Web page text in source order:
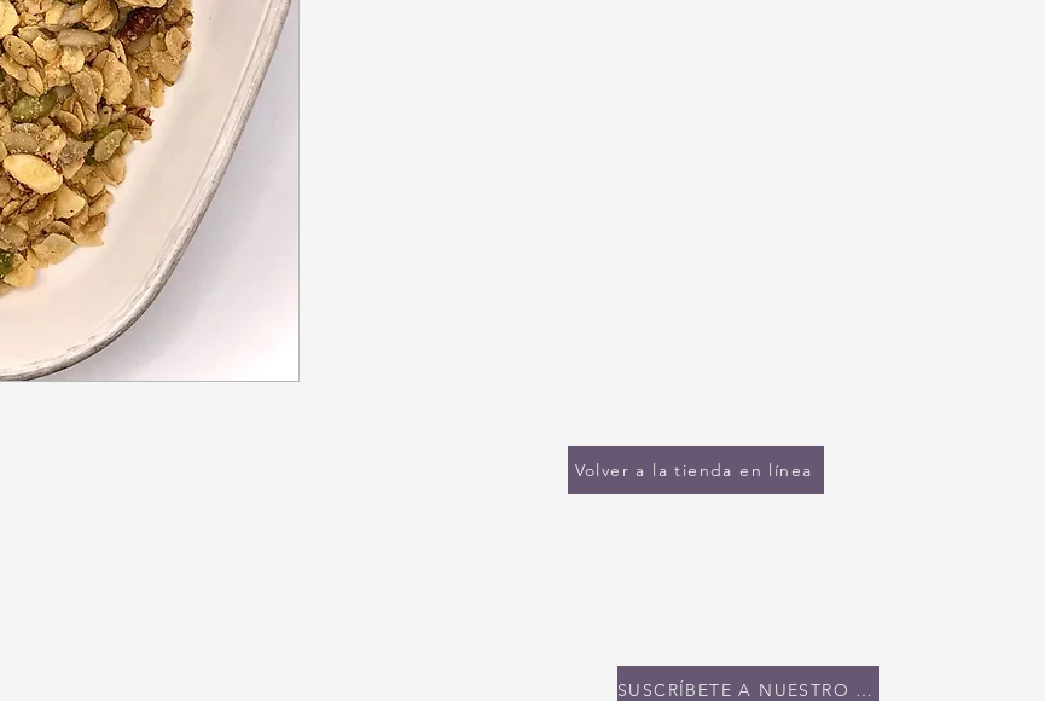
Volver a la tienda en línea
SUSCRÍBETE A NUESTRO BOLETÍN INFORMATIVO